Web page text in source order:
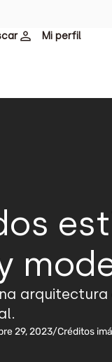
Mi perfil
29, 2023/Créditos